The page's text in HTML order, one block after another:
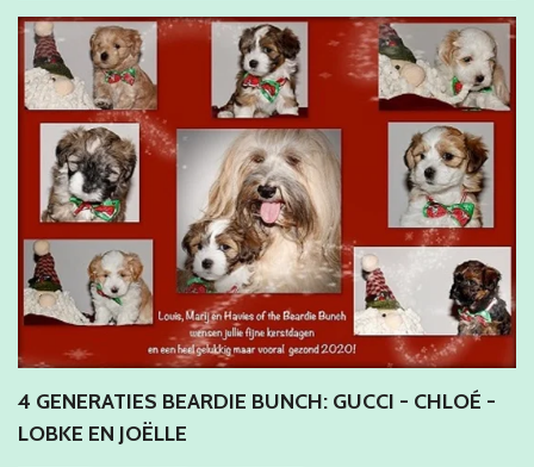
4 GENERATIES BEARDIE BUNCH: GUCCI - CHLOÉ -
LOBKE EN JOËLLE